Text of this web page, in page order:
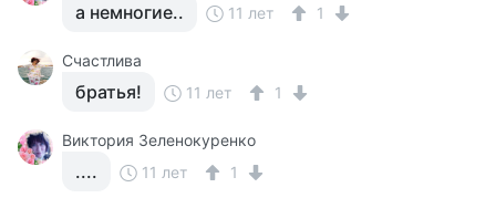
а немногие.. 11 лет 1
Счастлива
братья! 11 лет 1
Виктория Зеленокуренко
.... 11 лет 1